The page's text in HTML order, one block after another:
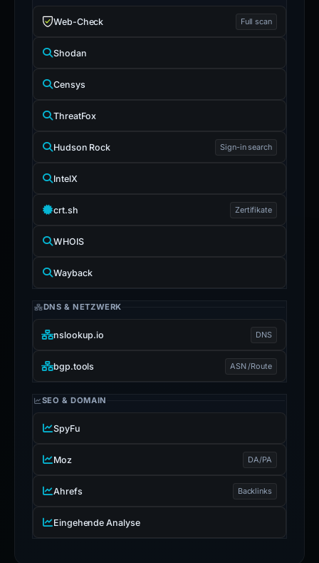
Web-Check Full scan
Shodan
Censys
ThreatFox
Hudson Rock Sign-in search
IntelX
crt.sh Zertifikate
WHOIS
Wayback
DNS & NETZWERK
nslookup.io DNS
bgp.tools ASN /Route
SEO & DOMAIN
SpyFu
Moz DA/PA
Ahrefs Backlinks
Eingehende Analyse